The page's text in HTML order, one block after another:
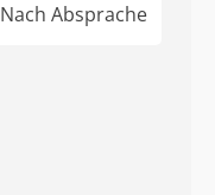
Nach Absprache